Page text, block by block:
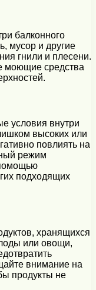
балконного
мусор и другие
гнили и плесени.
моющие средства
условия внутри
высоких или
повлиять на
режим
подходящих
хранящихся
или овощи,
внимание на
продукты не